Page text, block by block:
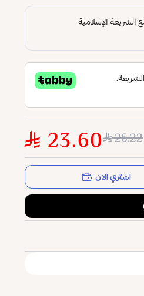
26.22
23.60
اشتري الآن